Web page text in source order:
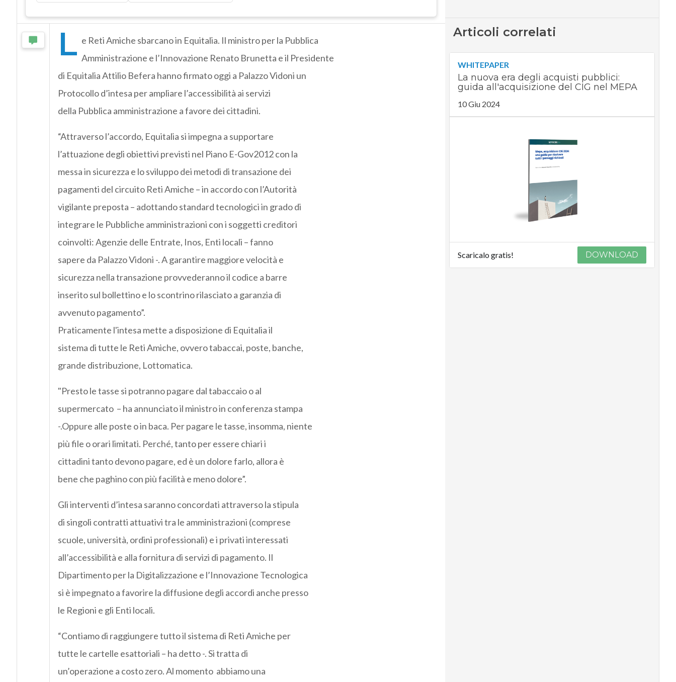
L e Reti Amiche sbarcano in Equitalia. Il ministro per la Pubblica
Amministrazione e l’Innovazione Renato Brunetta e il Presidente
di Equitalia Attilio Befera hanno firmato oggi a Palazzo Vidoni un
Protocollo d’intesa per ampliare l’accessibilità ai servizi
della Pubblica amministrazione a favore dei cittadini.
“Attraverso l’accordo, Equitalia si impegna a supportare
l’attuazione degli obiettivi previsti nel Piano E-Gov2012 con la
messa in sicurezza e lo sviluppo dei metodi di transazione dei
pagamenti del circuito Reti Amiche – in accordo con l’Autorità
vigilante preposta – adottando standard tecnologici in grado di
integrare le Pubbliche amministrazioni con i soggetti creditori
coinvolti: Agenzie delle Entrate, Inos, Enti locali – fanno
sapere da Palazzo Vidoni -. A garantire maggiore velocità e
sicurezza nella transazione provvederanno il codice a barre
inserito sul bollettino e lo scontrino rilasciato a garanzia di
avvenuto pagamento”.
Praticamente l'intesa mette a disposizione di Equitalia il
sistema di tutte le Reti Amiche, ovvero tabaccai, poste, banche,
grande distribuzione, Lottomatica.
"Presto le tasse si potranno pagare dal tabaccaio o al
supermercato – ha annunciato il ministro in conferenza stampa
-.Oppure alle poste o in baca. Per pagare le tasse, insomma, niente
più file o orari limitati. Perché, tanto per essere chiari i
cittadini tanto devono pagare, ed è un dolore farlo, allora è
bene che paghino con più facilità e meno dolore”.
Gli interventi d’intesa saranno concordati attraverso la stipula
di singoli contratti attuativi tra le amministrazioni (comprese
scuole, università, ordini professionali) e i privati interessati
all’accessibilità e alla fornitura di servizi di pagamento. Il
Dipartimento per la Digitalizzazione e l’Innovazione Tecnologica
si è impegnato a favorire la diffusione degli accordi anche presso
le Regioni e gli Enti locali.
“Contiamo di raggiungere tutto il sistema di Reti Amiche per
tutte le cartelle esattoriali – ha detto -. Si tratta di
un’operazione a costo zero. Al momento abbiamo una
Articoli correlati
WHITEPAPER
La nuova era degli acquisti pubblici:
guida all'acquisizione del CIG nel MEPA
10 Giu 2024
Scaricalo gratis! DOWNLOAD